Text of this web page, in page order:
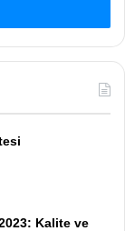
Kalite ve